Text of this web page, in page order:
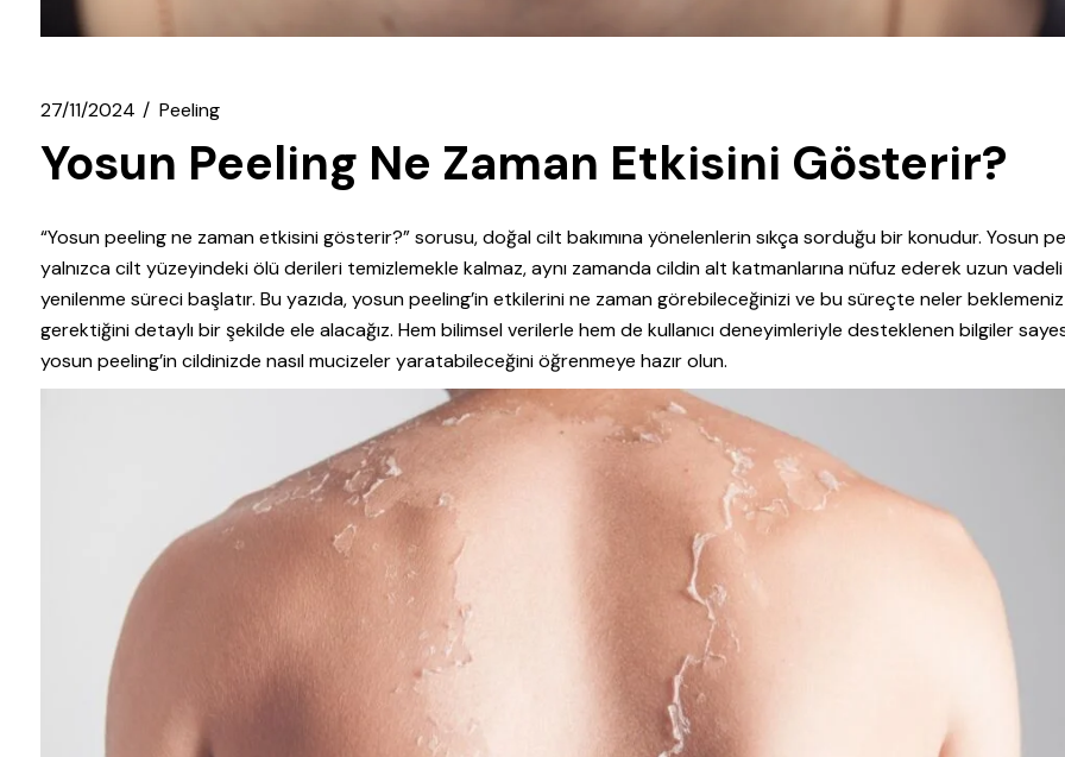
27/11/2024 Peeling
Yosun Peeling Ne Zaman Etkisini Gösterir?
“Yosun peeling ne zaman etkisini gösterir?” sorusu, doğal cilt bakımına yönelenlerin sıkça sorduğu bir konudur. Yosun
yalnızca cilt yüzeyindeki ölü derileri temizlemekle kalmaz, aynı zamanda cildin alt katmanlarına nüfuz ederek uzun
yenilenme süreci başlatır. Bu yazıda, yosun peeling’in etkilerini ne zaman görebileceğinizi ve bu süreçte neler beklemeniz
gerektiğini detaylı bir şekilde ele alacağız. Hem bilimsel verilerle hem de kullanıcı deneyimleriyle desteklenen bilgiler
yosun peeling’in cildinizde nasıl mucizeler yaratabileceğini öğrenmeye hazır olun.